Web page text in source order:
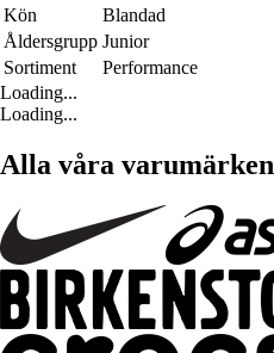
Kön
Blandad
Åldersgrupp Junior
Sortiment
Performance
Loading...
Loading...
Alla våra varumärken